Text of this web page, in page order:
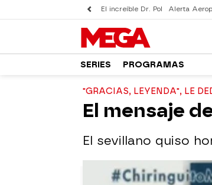
El increíble Dr. Pol Alerta
SERIES PROGRAMAS
"GRACIAS, LEYENDA", LE
El mensaje
El sevillano quiso